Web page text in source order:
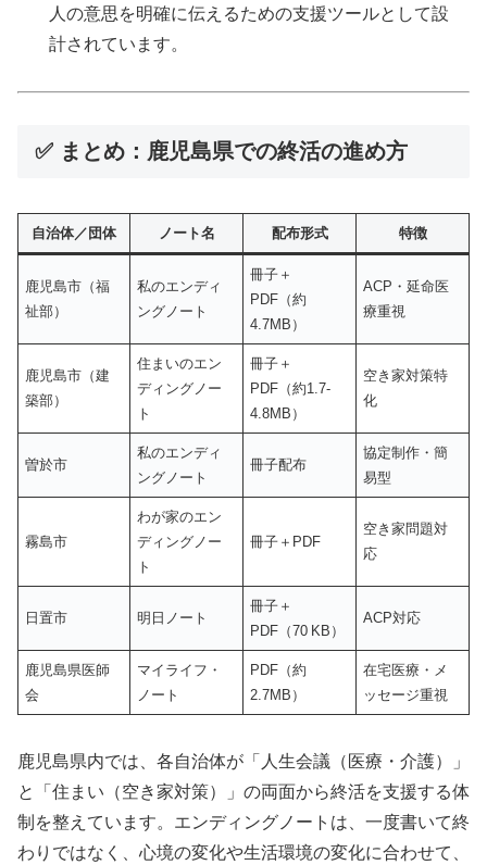
人の意思を明確に伝えるための支援ツールとして設
計されています。
✅ まとめ：鹿児島県での終活の進め方
自治体／団体 ノート名 配布形式 特徴
鹿児島市（福
祉部）
私のエンディ
ングノート
冊子＋
PDF（約
4.7MB）
ACP・延命医
療重視
鹿児島市（建
築部）
住まいのエン
ディングノー
ト
冊子＋
PDF（約1.7-
4.8MB）
空き家対策特
化
曽於市
私のエンディ
ングノート
冊子配布
協定制作・簡
易型
霧島市
わが家のエン
ディングノー
ト
冊子＋PDF
空き家問題対
応
日置市 明日ノート
冊子＋
PDF（70 KB）
ACP対応
鹿児島県医師
会
マイライフ・
ノート
PDF（約
2.7MB）
在宅医療・メ
ッセージ重視
鹿児島県内では、各自治体が「人生会議（医療・介護）」
と「住まい（空き家対策）」の両面から終活を支援する体
制を整えています。エンディングノートは、一度書いて終
わりではなく、心境の変化や生活環境の変化に合わせて、